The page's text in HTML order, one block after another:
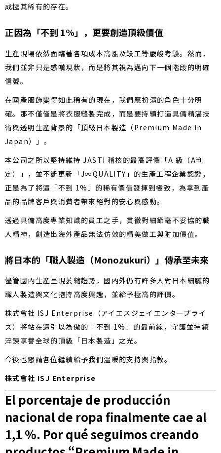
成極其稀有的存在。
正因為「不到 1%」，更要創造頂級價值
生產現場依然面臨著各項成本高漲及缺工等嚴峻考驗。然而，
我們並非只是感嘆現狀，而是將其視為邁向下一個階段的明確
信號。
在國產服飾變得如此稀有的現在，我們應扮演的角色十分明
確。那不僅僅是將衣服縫製完成，而是要持續打造具備精湛技
術與透明生產背景的「頂級日本製造（Premium Made in
Japan）」。
本公司之所以堅持維持 JASTI 稽核的最高評價「A 級（A判
定）」，並不斷更新「J∞QUALITY」的生產工程企業認證，
正是為了將這「不到 1%」的稀有價值發揮到極致，為拿到產
品的品牌客戶與消費者帶來絕對的安心與感動。
透過具備高度專業知識的員工之手，貫徹對細節毫不妥協的職
人精神，創造出海外產品無法仿效的精美做工與附加價值。
將日本的「職人製造（Monozukuri）」傳承至未來
儘管國內生產呈現萎縮趨勢，國內外仍有許多人對日本細膩的
職人製造與文化抱持高度興趣，並給予極高的評價。
株式會社 ISJ Enterprise（アイエスジェイエンタープライ
ズ）將站在這引以為傲的「不到 1%」的最前線，守護並持續
淬鍊享譽全球的頂級「日本製造」之光。
今後也懇請各位繼續給予我們溫暖的支持與指教。
株式會社 ISJ Enterprise
El porcentaje de producción
nacional de ropa finalmente cae al
1,1 %. Por qué seguimos creando